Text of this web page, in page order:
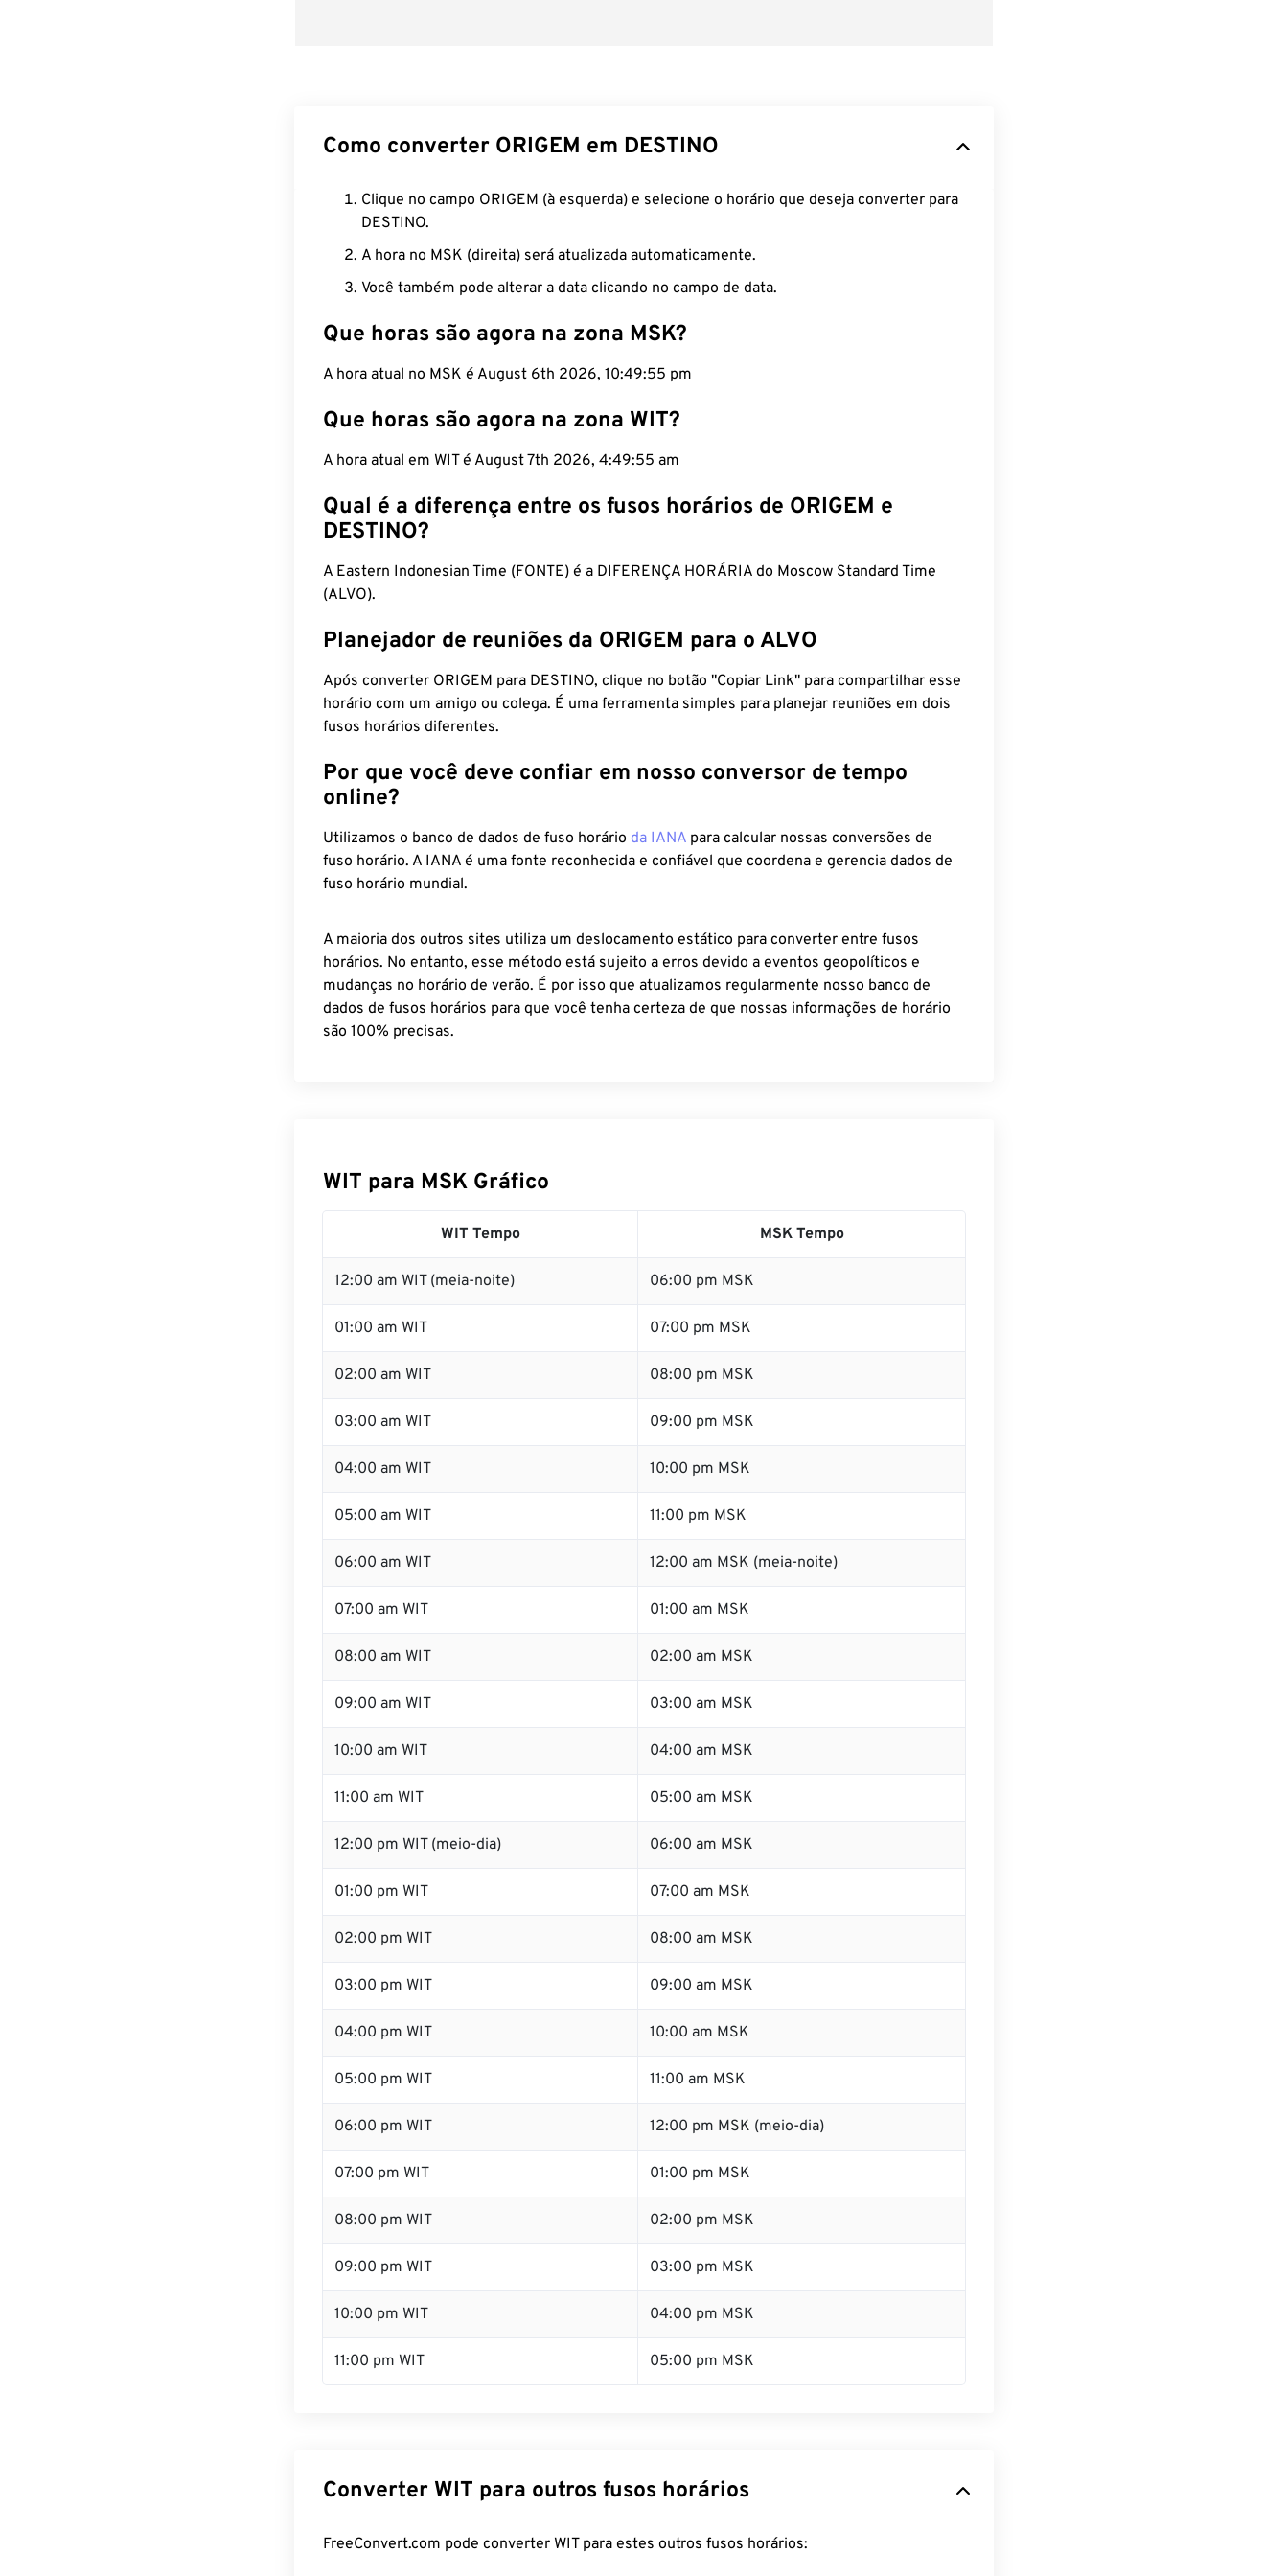
Como converter ORIGEM em DESTINO
Clique no campo ORIGEM (à esquerda) e selecione o horário que deseja converter para
DESTINO.
A hora no MSK (direita) será atualizada automaticamente.
Você também pode alterar a data clicando no campo de data.
Que horas são agora na zona MSK?
A hora atual no MSK é August 6th 2026, 10:49:56 pm
Que horas são agora na zona WIT?
A hora atual em WIT é August 7th 2026, 4:49:56 am
Qual é a diferença entre os fusos horários de ORIGEM e
DESTINO?
A Eastern Indonesian Time (FONTE) é a DIFERENÇA HORÁRIA do Moscow Standard Time
(ALVO).
Planejador de reuniões da ORIGEM para o ALVO
Após converter ORIGEM para DESTINO, clique no botão "Copiar Link" para compartilhar esse
horário com um amigo ou colega. É uma ferramenta simples para planejar reuniões em dois
fusos horários diferentes.
Por que você deve confiar em nosso conversor de tempo
online?
Utilizamos o banco de dados de fuso horário da IANA para calcular nossas conversões de
fuso horário. A IANA é uma fonte reconhecida e confiável que coordena e gerencia dados de
fuso horário mundial.
A maioria dos outros sites utiliza um deslocamento estático para converter entre fusos
horários. No entanto, esse método está sujeito a erros devido a eventos geopolíticos e
mudanças no horário de verão. É por isso que atualizamos regularmente nosso banco de
dados de fusos horários para que você tenha certeza de que nossas informações de horário
são 100% precisas.
WIT para MSK Gráfico
WIT Tempo MSK Tempo
12:00 am WIT (meia-noite) 06:00 pm MSK
01:00 am WIT 07:00 pm MSK
02:00 am WIT 08:00 pm MSK
03:00 am WIT 09:00 pm MSK
04:00 am WIT 10:00 pm MSK
05:00 am WIT 11:00 pm MSK
06:00 am WIT 12:00 am MSK (meia-noite)
07:00 am WIT 01:00 am MSK
08:00 am WIT 02:00 am MSK
09:00 am WIT 03:00 am MSK
10:00 am WIT 04:00 am MSK
11:00 am WIT 05:00 am MSK
12:00 pm WIT (meio-dia) 06:00 am MSK
01:00 pm WIT 07:00 am MSK
02:00 pm WIT 08:00 am MSK
03:00 pm WIT 09:00 am MSK
04:00 pm WIT 10:00 am MSK
05:00 pm WIT 11:00 am MSK
06:00 pm WIT 12:00 pm MSK (meio-dia)
07:00 pm WIT 01:00 pm MSK
08:00 pm WIT 02:00 pm MSK
09:00 pm WIT 03:00 pm MSK
10:00 pm WIT 04:00 pm MSK
11:00 pm WIT 05:00 pm MSK
Converter WIT para outros fusos horários
FreeConvert.com pode converter WIT para estes outros fusos horários: